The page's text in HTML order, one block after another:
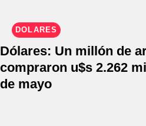
DÓLARES
Dólares: Un millón de
compraron u$s 2.262
de mayo